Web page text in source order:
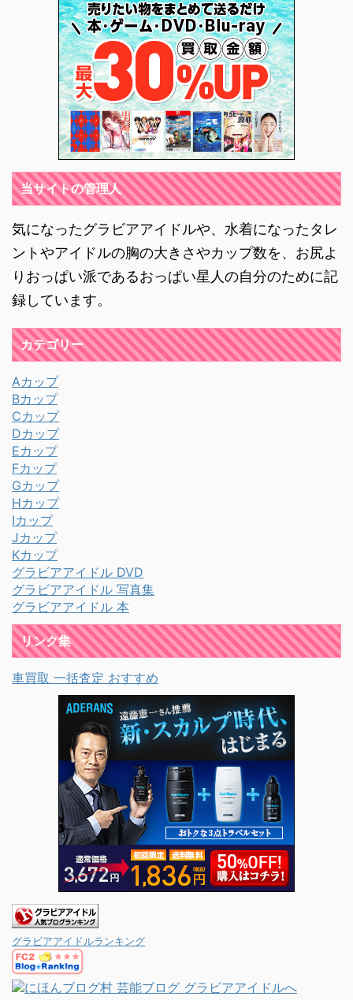
当サイトの管理人
気になったグラビアアイドルや、水着になったタレ
ントやアイドルの胸の大きさやカップ数を、お尻よ
りおっぱい派であるおっぱい星人の自分のために記
録しています。
カテゴリー
Aカップ
Bカップ
Cカップ
Dカップ
Eカップ
Fカップ
Gカップ
Hカップ
Iカップ
Jカップ
Kカップ
グラビアアイドル DVD
グラビアアイドル 写真集
グラビアアイドル 本
リンク集
車買取 一括査定 おすすめ
グラビアアイドルランキング